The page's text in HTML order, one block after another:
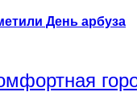
День арбуза